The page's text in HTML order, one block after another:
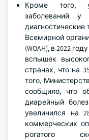
Кроме того,
заболеваний
Всемирной
(WOAH), в 2022
вспышек
странах, что на
того,
сообщило, что
диарейный
увеличился на
коммерческих
рогатого